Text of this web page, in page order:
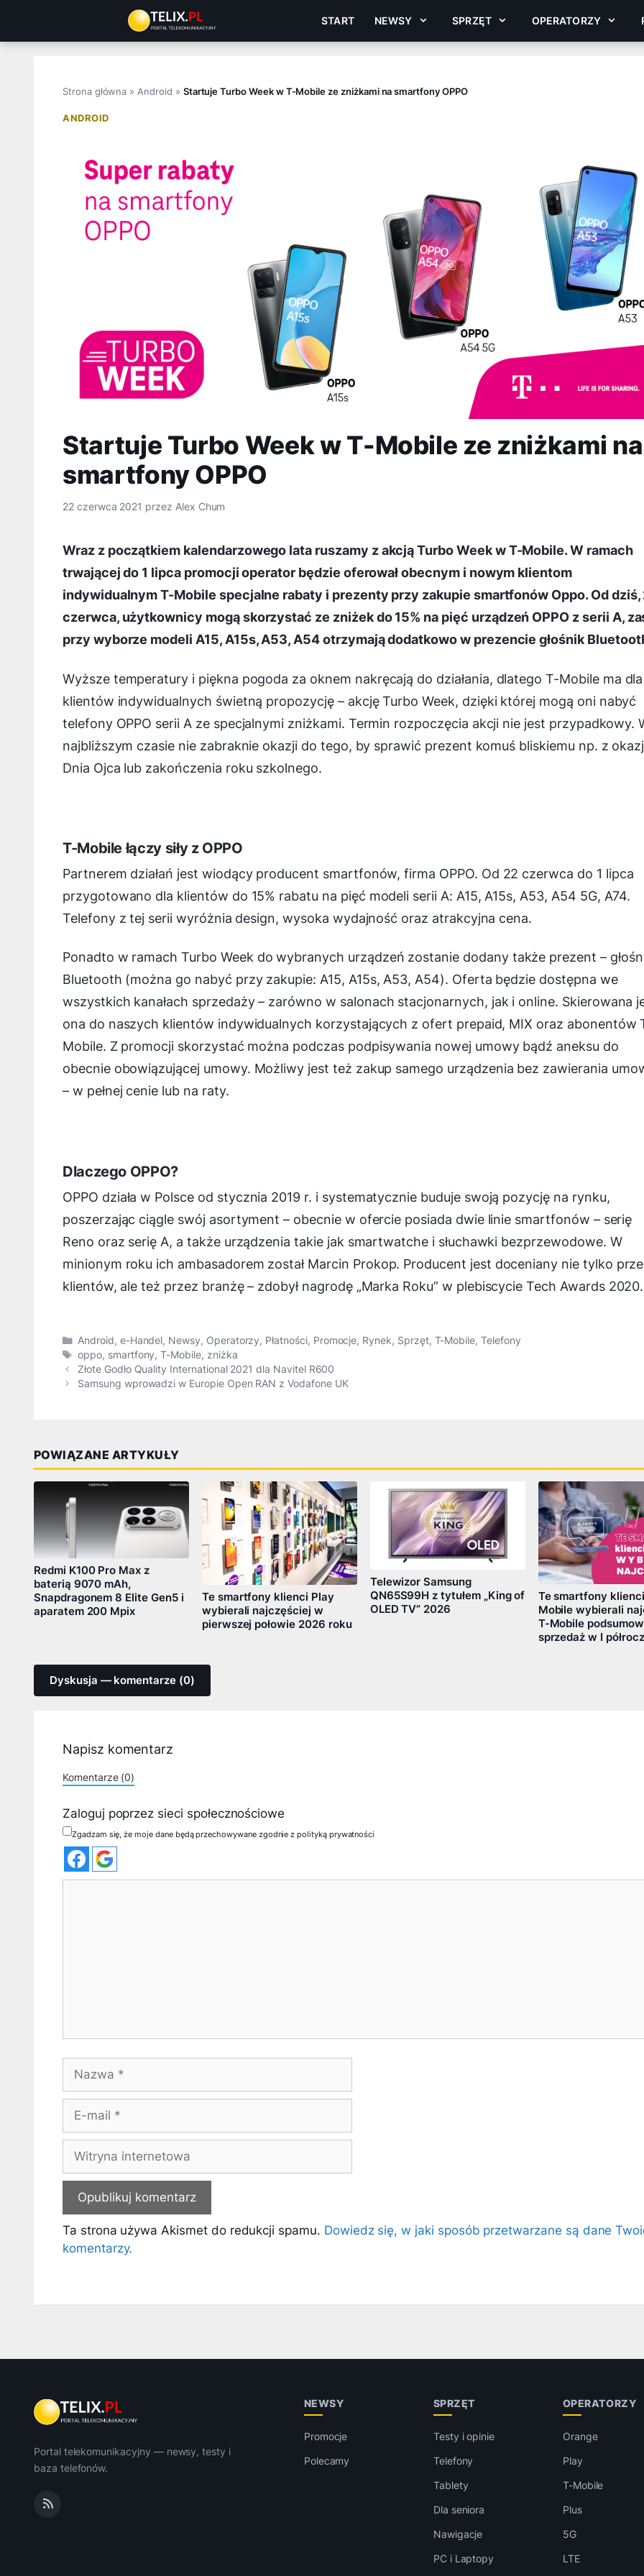
treści
START NEWSY SPRZĘT OPERATORZY
Strona główna » Android » Startuje Turbo Week w T-Mobile ze zniżkami na smartfony OPPO
ANDROID
Startuje Turbo Week w T-Mobile ze zniżkami na
smartfony OPPO
22 czerwca 2021 przez Alex Chum
Wraz z początkiem kalendarzowego lata ruszamy z akcją Turbo Week w T-Mobile. W ramach
trwającej do 1 lipca promocji operator będzie oferował obecnym i nowym klientom
indywidualnym T-Mobile specjalne rabaty i prezenty przy zakupie smartfonów Oppo. Od dziś,
czerwca, użytkownicy mogą skorzystać ze zniżek do 15% na pięć urządzeń OPPO z serii A,
przy wyborze modeli A15, A15s, A53, A54 otrzymają dodatkowo w prezencie głośnik
Wyższe temperatury i piękna pogoda za oknem nakręcają do działania, dlatego T-Mobile ma dla
klientów indywidualnych świetną propozycję – akcję Turbo Week, dzięki której mogą oni nabyć
telefony OPPO serii A ze specjalnymi zniżkami. Termin rozpoczęcia akcji nie jest przypadkowy.
najbliższym czasie nie zabraknie okazji do tego, by sprawić prezent komuś bliskiemu np. z
Dnia Ojca lub zakończenia roku szkolnego.
T-Mobile łączy siły z OPPO
Partnerem działań jest wiodący producent smartfonów, firma OPPO. Od 22 czerwca do 1 lipca
przygotowano dla klientów do 15% rabatu na pięć modeli serii A: A15, A15s, A53, A54 5G, A74.
Telefony z tej serii wyróżnia design, wysoka wydajność oraz atrakcyjna cena.
Ponadto w ramach Turbo Week do wybranych urządzeń zostanie dodany także prezent –
Bluetooth (można go nabyć przy zakupie: A15, A15s, A53, A54). Oferta będzie dostępna we
wszystkich kanałach sprzedaży – zarówno w salonach stacjonarnych, jak i online. Skierowana
ona do naszych klientów indywidualnych korzystających z ofert prepaid, MIX oraz abonentów
Mobile. Z promocji skorzystać można podczas podpisywania nowej umowy bądź aneksu do
obecnie obowiązującej umowy. Możliwy jest też zakup samego urządzenia bez zawierania
– w pełnej cenie lub na raty.
Dlaczego OPPO?
OPPO działa w Polsce od stycznia 2019 r. i systematycznie buduje swoją pozycję na rynku,
poszerzając ciągle swój asortyment – obecnie w ofercie posiada dwie linie smartfonów – serię
Reno oraz serię A, a także urządzenia takie jak smartwatche i słuchawki bezprzewodowe. W
minionym roku ich ambasadorem został Marcin Prokop. Producent jest doceniany nie tylko
klientów, ale też przez branżę – zdobył nagrodę „Marka Roku” w plebiscycie Tech Awards 2020.
Kategorie
Android, e-Handel, Newsy, Operatorzy, Płatności, Promocje, Rynek, Sprzęt, T-Mobile, Telefony
Tagi
oppo, smartfony,T-Mobile, zniżka
Złote Godło Quality International 2021 dla Navitel R600
Samsung wprowadzi w Europie Open RAN z Vodafone UK
POWIĄZANE ARTYKUŁY
Redmi K100 Pro Max z
baterią 9070 mAh,
Snapdragonem 8 Elite Gen5 i
aparatem 200 Mpix
Te smartfony klienci Play
wybierali najczęściej w
pierwszej połowie 2026 roku
Telewizor Samsung
QN65S99H z tytułem „King of
OLED TV” 2026
Te smartfony
Mobile wybierali
T-Mobile
sprzedaż w I
Dyskusja — komentarze (0)
Napisz komentarz
Komentarze (0)
Zaloguj poprzez sieci społecznościowe
Zgadzam się, że moje dane będą przechowywane zgodnie z polityką prywatności
mail
internetowa
Ta strona używa Akismet do redukcji spamu. Dowiedz się, w jaki sposób przetwarzane są dane
komentarzy.
Portal telekomunikacyjny — newsy, testy i
baza telefonów.
NEWSY
Promocje
Polecamy
SPRZĘT
Testy i opinie
Telefony
Tablety
Dla seniora
Nawigacje
PC i Laptopy
OPERATORZY
Orange
Play
T-Mobile
Plus
5G
LTE